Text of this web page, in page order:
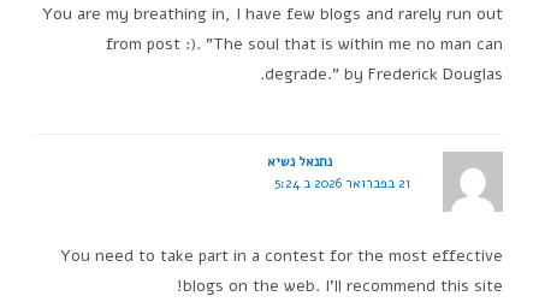
You are my breathing in, I have few blogs and rarely run out
from post :). "The soul that is within me no man can
degrade." by Frederick Douglas.
נתנאל נשיא
21 בפברואר 2026 ב 5:24
You need to take part in a contest for the most effective
blogs on the web. I'll recommend this site!